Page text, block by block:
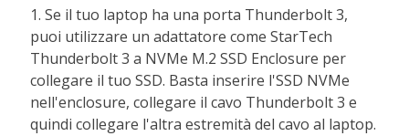
1. Se il tuo laptop ha una porta Thunderbolt 3,
puoi utilizzare un adattatore come StarTech
Thunderbolt 3 a NVMe M.2 SSD Enclosure per
collegare il tuo SSD. Basta inserire l'SSD NVMe
nell'enclosure, collegare il cavo Thunderbolt 3 e
quindi collegare l'altra estremità del cavo al laptop.